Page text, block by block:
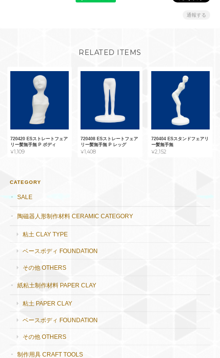
通報する
RELATED ITEMS
720420 ESストレートフェア
リー髪無手無 P ボディ
¥1,109
720408 ESストレートフェア
リー髪無手無 P レッグ
¥1,408
720404 ESスタンドフェアリ
ー髪無手無
¥2,152
CATEGORY
SALE
陶磁器人形制作材料 CERAMIC CATEGORY
粘土 CLAY TYPE
ベースボディ FOUNDATION
その他 OTHERS
紙粘土制作材料 PAPER CLAY
粘土 PAPER CLAY
ベースボディ FOUNDATION
その他 OTHERS
制作用具 CRAFT TOOLS